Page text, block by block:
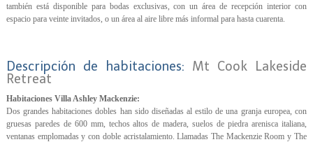
también está disponible para bodas exclusivas, con un área de recepción interior con
espacio para veinte invitados, o un área al aire libre más informal para hasta cuarenta.
Descripción de habitaciones: Mt Cook Lakeside
Retreat
Habitaciones Villa Ashley Mackenzie:
Dos grandes habitaciones dobles han sido diseñadas al estilo de una granja europea, con
gruesas paredes de 600 mm, techos altos de madera, suelos de piedra arenisca italiana,
ventanas emplomadas y con doble acristalamiento. Llamadas The Mackenzie Room y The